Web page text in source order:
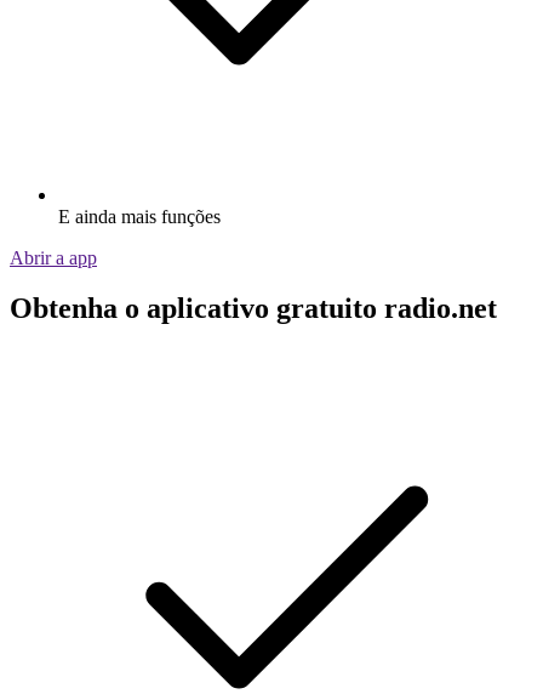
E ainda mais funções
Abrir a app
Obtenha o aplicativo gratuito radio.net